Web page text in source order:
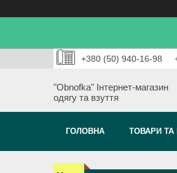
+380 (50) 940-16-98
"Obnofka" Інтернет-магазин
одягу та взуття
ГОЛОВНА ТОВАРИ ТА